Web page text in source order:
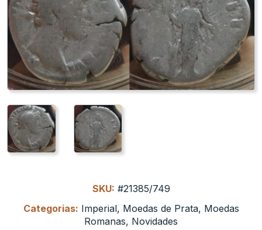
SKU: #21385/749
Categorias: Imperial, Moedas de Prata, Moedas
Romanas, Novidades